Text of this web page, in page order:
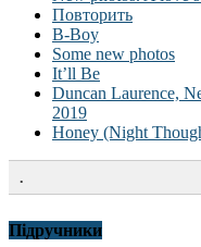
Повторить
B-Boy
Some new photos
It’ll Be
Duncan Laurence,
2019
Honey (Night
.
Підручники